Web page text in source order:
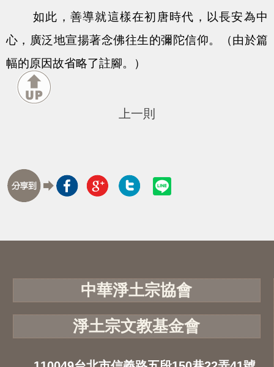
如此，善導就這樣在初唐時代，以長安為中
心，廣泛地宣揚著念佛往生的彌陀信仰。（由於篇
幅的原因故省略了註腳。）
上一則
中華淨土宗協會
淨土宗文教基金會